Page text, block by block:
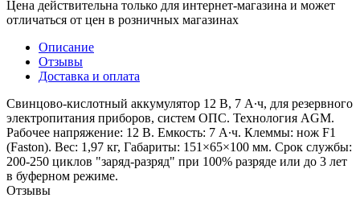
Цена действительна только для интернет-магазина и может
отличаться от цен в розничных магазинах
Описание
Отзывы
Доставка и оплата
Свинцово-кислотный аккумулятор 12 В, 7 А∙ч, для резервного
электропитания приборов, систем ОПС. Технология AGM.
Рабочее напряжение: 12 В. Емкость: 7 А∙ч. Клеммы: нож F1
(Faston). Вес: 1,97 кг, Габариты: 151×65×100 мм. Срок службы:
200-250 циклов "заряд-разряд" при 100% разряде или до 3 лет
в буферном режиме.
Отзывы